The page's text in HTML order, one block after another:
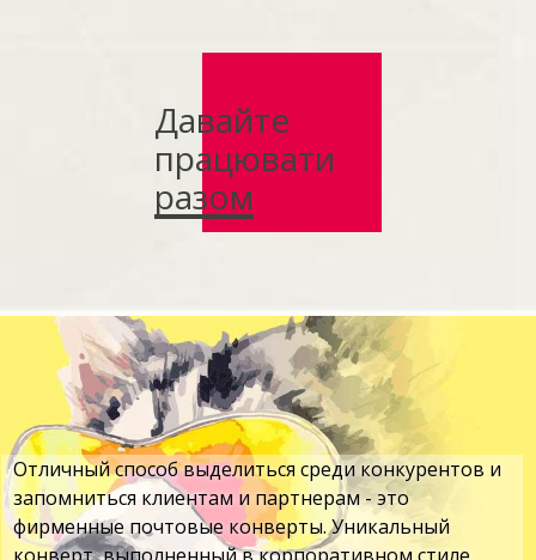
Давайте
працювати
разом
Отличный способ выделиться среди конкурентов и
запомниться клиентам и партнерам - это
фирменные почтовые конверты. Уникальный